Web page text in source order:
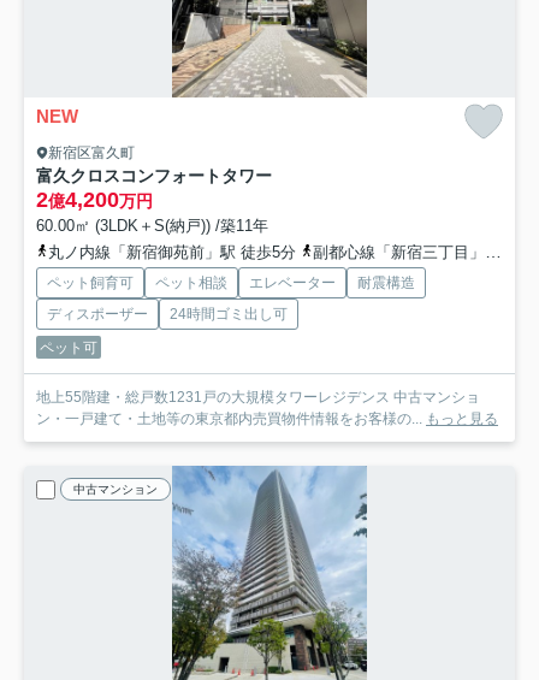
NEW
新宿区富久町
富久クロスコンフォートタワー
2億4,200万円
60.00㎡ (3LDK＋S(納戸)) /築11年
丸ノ内線「新宿御苑前」駅 徒歩5分
副都心線「新宿三丁目」駅 徒歩8分
ペット飼育可 ペット相談 エレベーター
耐震構造
ディスポーザー
24時間ゴミ出し可
ペット可
地上55階建・総戸数1231戸の大規模タワーレジデンス 中古マンショ
ン・一戸建て・土地等の東京都内売買物件情報をお客様の... もっと見る
中古マンション